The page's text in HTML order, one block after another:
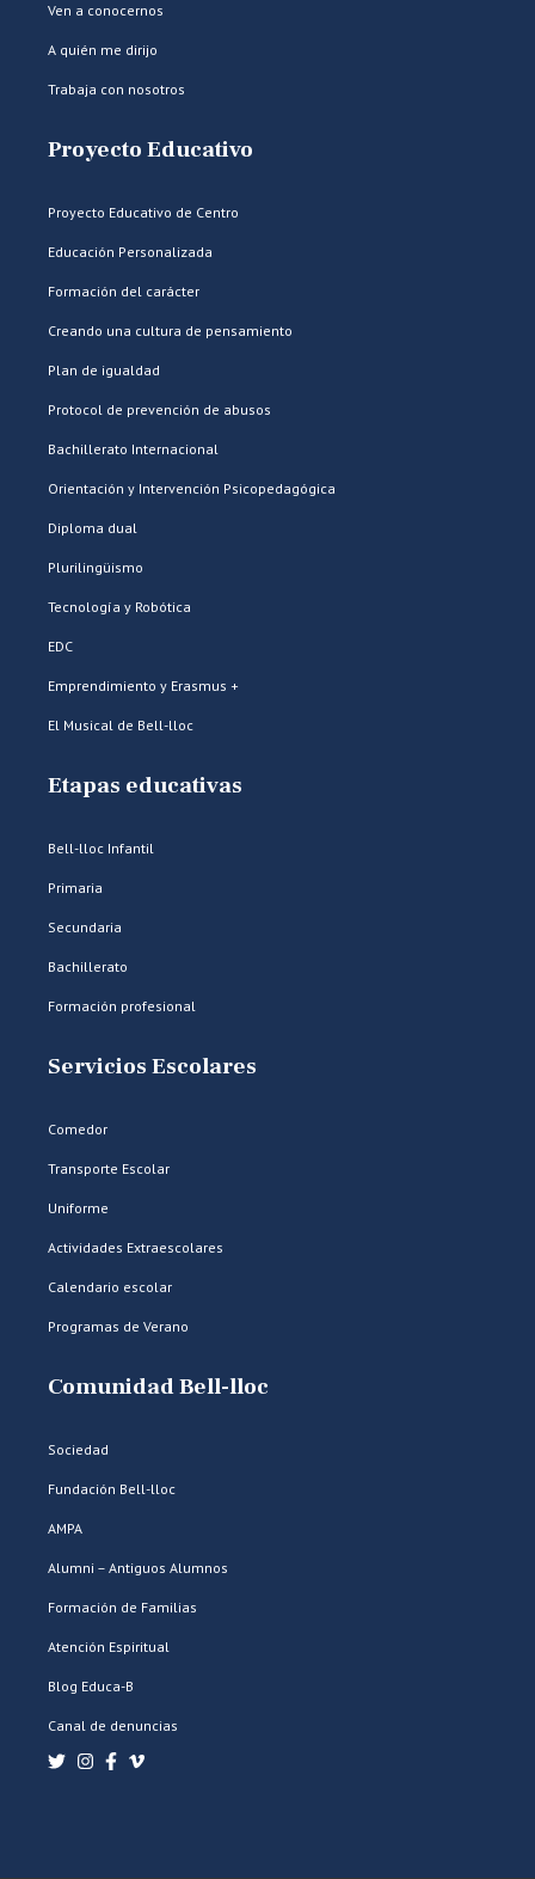
Ven a conocernos
A quién me dirijo
Trabaja con nosotros
Proyecto Educativo
Proyecto Educativo de Centro
Educación Personalizada
Formación del carácter
Creando una cultura de pensamiento
Plan de igualdad
Protocol de prevención de abusos
Bachillerato Internacional
Orientación y Intervención Psicopedagógica
Diploma dual
Plurilingüismo
Tecnología y Robótica
EDC
Emprendimiento y Erasmus +
El Musical de Bell-lloc
Etapas educativas
Bell-lloc Infantil
Primaria
Secundaria
Bachillerato
Formación profesional
Servicios Escolares
Comedor
Transporte Escolar
Uniforme
Actividades Extraescolares
Calendario escolar
Programas de Verano
Comunidad Bell-lloc
Sociedad
Fundación Bell-lloc
AMPA
Alumni – Antiguos Alumnos
Formación de Familias
Atención Espiritual
Blog Educa-B
Canal de denuncias